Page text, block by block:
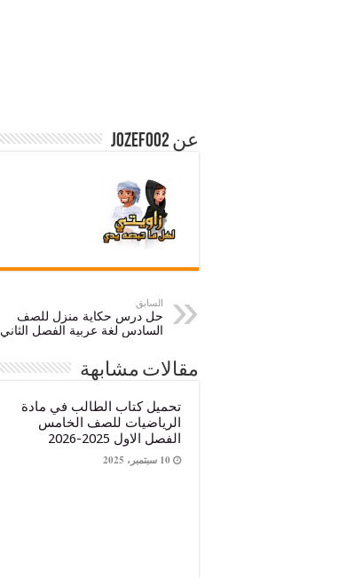
عن jozef002
السابق
حل درس حكاية منزل للصف
السادس لغة عربية الفصل الثاني
مقالات مشابهة
تحميل كتاب الطالب في مادة
الرياضيات للصف الخامس
الفصل الاول 2025-2026
10 سبتمبر، 2025